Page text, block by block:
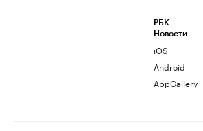
РБК
Новости
iOS
Android
AppGallery